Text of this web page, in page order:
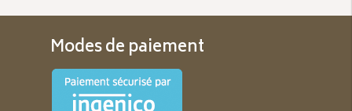
Modes de paiement